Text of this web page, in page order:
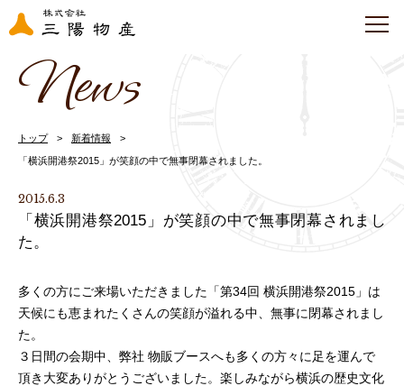
News
トップ 新着情報
「横浜開港祭2015」が笑顔の中で無事閉幕されました。
2015.6.3
「横浜開港祭2015」が笑顔の中で無事閉幕されまし
た。
多くの方にご来場いただきました「第34回 横浜開港祭2015」は
天候にも恵まれたくさんの笑顔が溢れる中、無事に閉幕されまし
た。
３日間の会期中、弊社 物販ブースへも多くの方々に足を運んで
頂き大変ありがとうございました。楽しみながら横浜の歴史文化